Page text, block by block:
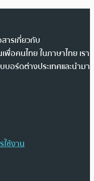
ารเกี่ยวกับ
พื่อคนไทย ในภาษาไทย เรา
บอร์ดต่างประเทศและนำมา
ใช้งาน